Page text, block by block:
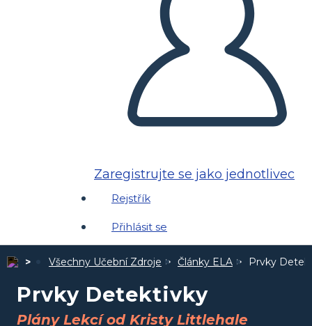
Zaregistrujte se jako jednotlivec
Rejstřík
Přihlásit se
Všechny Učební Zdroje Články ELA Prvky
Prvky Detektivky
Plány Lekcí od Kristy Littlehale